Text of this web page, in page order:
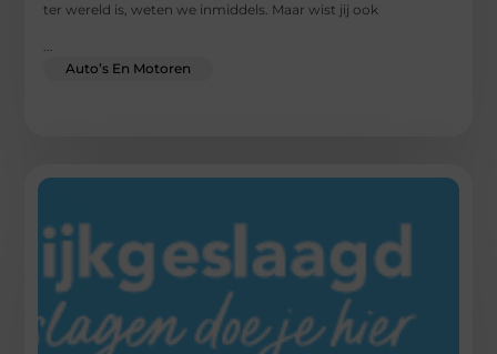
ter wereld is, weten we inmiddels. Maar wist jij ook
Auto’s En Motoren